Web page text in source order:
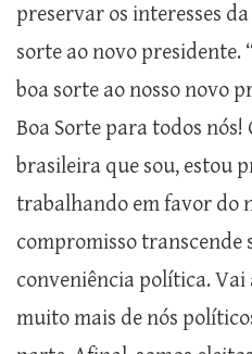
preservar os interesses
sorte ao novo presidente.
boa sorte ao nosso novo
Boa Sorte para todos nós!
brasileira que sou, estou
trabalhando em favor do
compromisso transcende
conveniência política. Vai
muito mais de nós